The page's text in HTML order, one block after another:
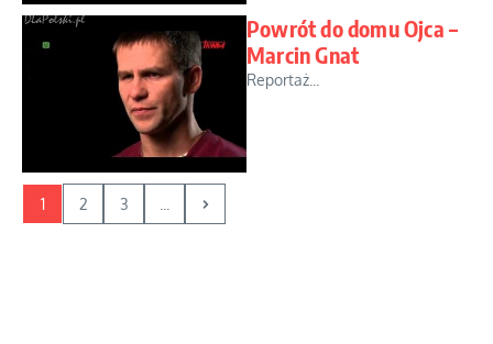
Powrót do domu Ojca –
Marcin Gnat
Reportaż...
1 2 3